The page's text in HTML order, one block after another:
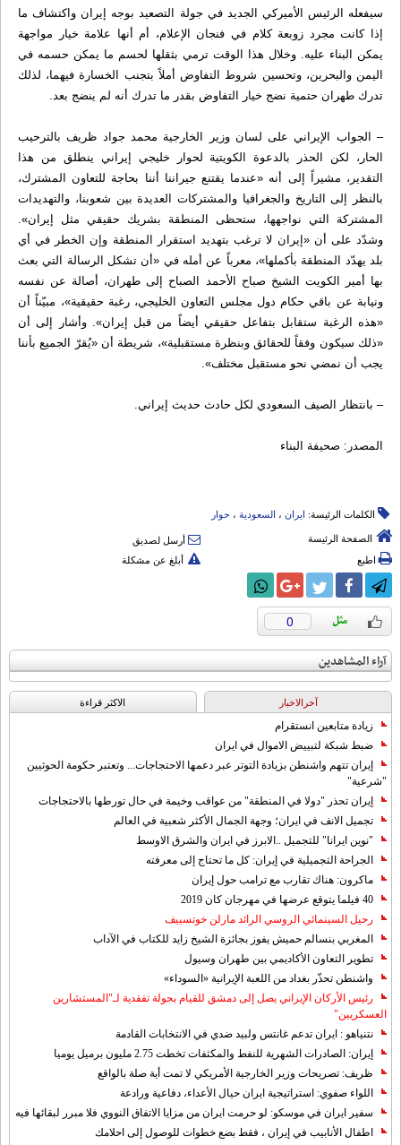
سيفعله الرئيس الأميركي الجديد في جولة التصعيد بوجه إيران واكتشاف ما
إذا كانت مجرد زوبعة كلام في فنجان الإعلام، أم أنها علامة خيار مواجهة
يمكن البناء عليه. وخلال هذا الوقت ترمي بثقلها لحسم ما يمكن حسمه في
اليمن والبحرين، وتحسين شروط التفاوض أملاً بتجنب الخسارة فيهما، لذلك
تدرك طهران حتمية نضج خيار التفاوض بقدر ما تدرك أنه لم ينضج بعد.
– الجواب الإيراني على لسان وزير الخارجية محمد جواد ظريف بالترحيب
الحار، لكن الحذر بالدعوة الكويتية لحوار خليجي إيراني ينطلق من هذا
التقدير، مشيراً إلى أنه «عندما يقتنع جيراننا أننا بحاجة للتعاون المشترك،
بالنظر إلى التاريخ والجغرافيا والمشتركات العديدة بين شعوبنا، والتهديدات
المشتركة التي نواجهها، ستحظى المنطقة بشريك حقيقي مثل إيران».
وشدّد على أن «إيران لا ترغب بتهديد استقرار المنطقة وإن الخطر في أي
بلد يهدّد المنطقة بأكملها»، معرباً عن أمله في «أن تشكل الرسالة التي بعث
بها أمير الكويت الشيخ صباح الأحمد الصباح إلى طهران، أصالة عن نفسه
ونيابة عن باقي حكام دول مجلس التعاون الخليجي، رغبة حقيقية»، مبيّناً أن
«هذه الرغبة ستقابل بتفاعل حقيقي أيضاً من قبل إيران». وأشار إلى أن
«ذلك سيكون وفقاً للحقائق وبنظرة مستقبلية»، شريطة أن «يُقرّ الجميع بأننا
يجب أن نمضي نحو مستقبل مختلف».
– بانتظار الصيف السعودي لكل حادث حديث إيراني.
المصدر: صحيفة البناء
الكلمات الرئيسة: ایران ، السعودیة ، حوار
الصفحة الرئيسة
أرسل لصديق
اطبع
أبلغ عن مشكلة
0
آراء المشاهدين
آخرالاخبار الاکثر قراءة
زيادة متابعين انستقرام
ضبط شبكة لتبييض الاموال في ايران
إيران تتهم واشنطن بزيادة التوتر عبر دعمها الاحتجاجات... وتعتبر حكومة الحوثيين
"شرعية"
إيران تحذر "دولا في المنطقة" من عواقب وخيمة في حال تورطها بالاحتجاجات
تجميل الانف في ايران؛ وجهة الجمال الأكثر شعبية في العالم
"نوين ايرانا" للتجميل ..الابرز في ايران والشرق الاوسط
الجراحة التجميلية في إيران: كل ما تحتاج إلى معرفته
ماكرون: هناك تقارب مع ترامب حول إيران
40 فيلما يتوقع عرضها في مهرجان كان 2019
رحيل السينمائي الروسي الرائد مارلن خوتسييف
المغربي بنسالم حميش يفوز بجائزة الشيخ زايد للكتاب في الآداب
تطوير التعاون الأكاديمي بين طهران وسيول
واشنطن تحذّر بغداد من اللعبة الإيرانية «السوداء»
رئيس الأركان الإيراني يصل إلى دمشق للقيام بجولة تفقدية لـ"المستشارين
العسكريين"
نتنياهو : ايران تدعم غانتس ولبيد ضدي في الانتخابات القادمة
إيران: الصادرات الشهریة للنفط والمكثفات تخطت 2.75 مليون برميل يوميا
ظريف: تصريحات وزير الخارجية الأمريكي لا تمت أية صلة بالواقع
اللواء صفوي: استراتيجية ايران حيال الأعداء، دفاعية ورادعة
سفير ايران في موسكو: لو حرمت ايران من مزايا الاتفاق النووي فلا مبرر لبقائها فيه
اطفال الأنابيب في إيران ، فقط بضع خطوات للوصول إلى احلامك